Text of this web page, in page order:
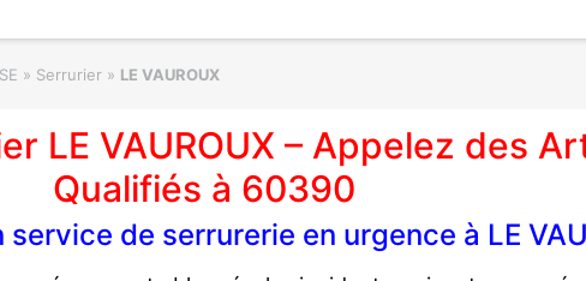
» Serrurier » LE VAUROUX
LE VAUROUX – Appelez des
Qualifiés à 60390
service de serrurerie en urgence à LE